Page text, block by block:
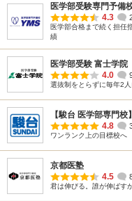
医学部受験専門予備
4.3
医学部合格まで続く担任
績
医学部受験 富士学院
4.0
選抜制をとらずに毎年2
【駿台 医学部専門校】
4.8
ワンランク上の目標校
京都医塾
4.5
君は伸びる。誰が伸ばすか